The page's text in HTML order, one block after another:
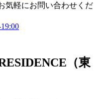
気軽にお問い合わせくだ
（東